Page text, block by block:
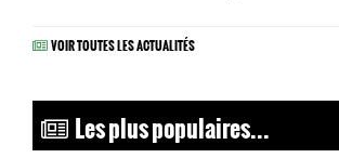
VOIR TOUTES LES ACTUALITÉS
Les plus populaires...